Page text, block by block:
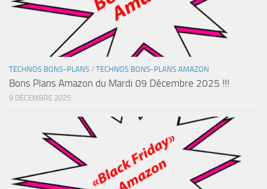
TECHNOS BONS-PLANS / TECHNOS BONS-PLANS AMAZON
Bons Plans Amazon du Mardi 09 Décembre 2025 !!!
9 DÉCEMBRE 2025